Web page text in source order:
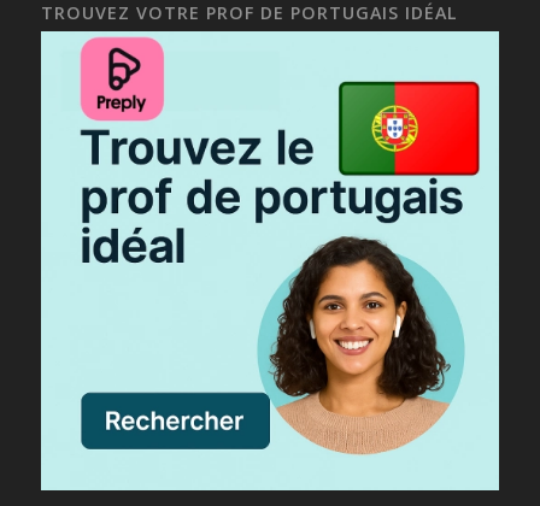
TROUVEZ VOTRE PROF DE PORTUGAIS IDÉAL